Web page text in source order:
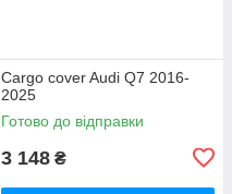
Cargo cover Audi Q7 2016-
2025
Готово до відправки
3 148 ₴